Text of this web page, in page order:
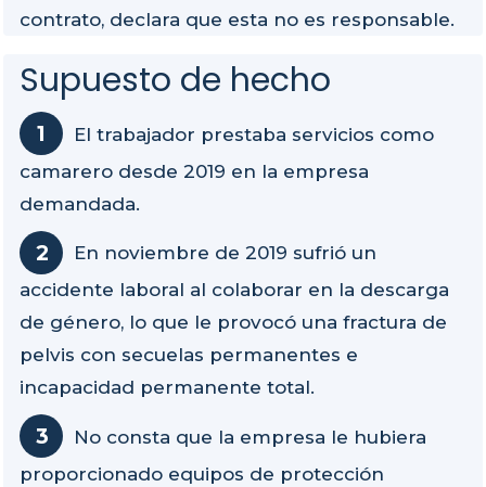
contrato, declara que esta no es responsable.
Supuesto de hecho
El trabajador prestaba servicios como
camarero desde 2019 en la empresa
demandada.
En noviembre de 2019 sufrió un
accidente laboral al colaborar en la descarga
de género, lo que le provocó una fractura de
pelvis con secuelas permanentes e
incapacidad permanente total.
No consta que la empresa le hubiera
proporcionado equipos de protección